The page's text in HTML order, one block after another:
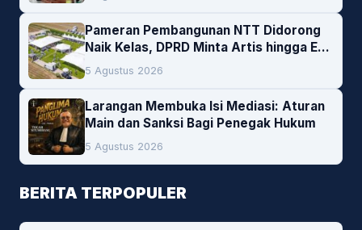
Pameran Pembangunan NTT Didorong
Naik Kelas, DPRD Minta Artis hingga EO
Lokal Jadi Prioritas
5 Agustus 2026
Larangan Membuka Isi Mediasi: Aturan
Main dan Sanksi Bagi Penegak Hukum
5 Agustus 2026
BERITA TERPOPULER